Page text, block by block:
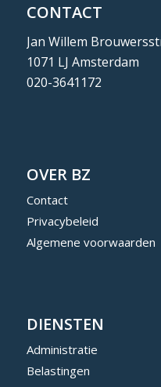
CONTACT
Jan Willem
1071 LJ Amsterdam
020-3641172
OVER BZ
Contact
Privacybeleid
Algemene voorwaarden
DIENSTEN
Administratie
Belastingen